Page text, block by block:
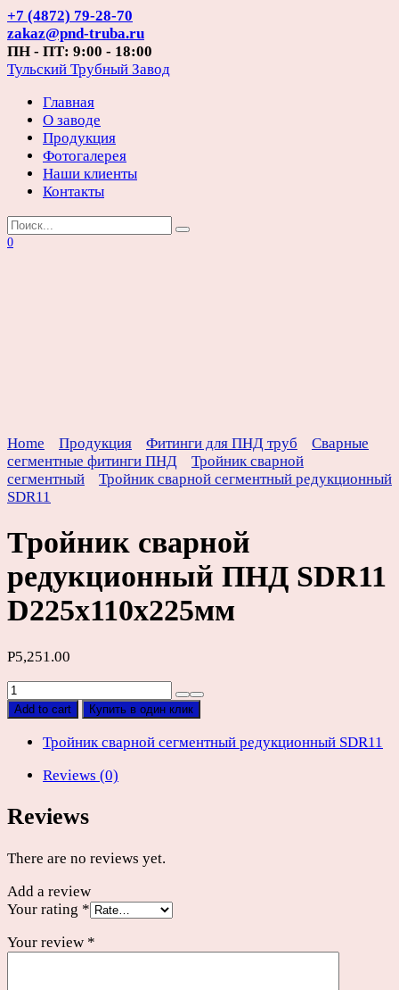
Перейти
к
содержанию
+7 (4872) 79-28-70
zakaz@pnd-truba.ru
ПН - ПТ: 9:00 - 18:00
Тульский Трубный Завод
Главная
О заводе
Продукция
Фотогалерея
Наши клиенты
Контакты
Search
for:
0
Home Продукция Фитинги для ПНД труб
Сварные
сегментные фитинги ПНД
Тройник сварной
сегментный
Тройник сварной сегментный редукционный
SDR11
Тройник сварной
редукционный ПНД SDR11
D225х110х225мм
Р5,251.00
Тройник
сварной
ПНД
D225х110х225мм
Add to cart Купить в один клик
Тройник сварной сегментный редукционный SDR11
Reviews (0)
Reviews
There are no reviews yet.
Add a review
Your rating *
Your review *